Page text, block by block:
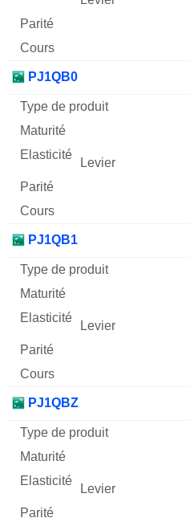
PJ1QB0
PJ1QB1
PJ1QBZ